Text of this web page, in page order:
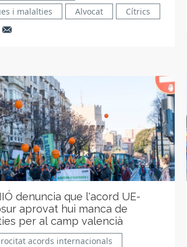
i malalties
Alvocat Cítrics
denuncia que l'acord UE-
aprovat hui manca de
per al camp valencià
acords internacionals